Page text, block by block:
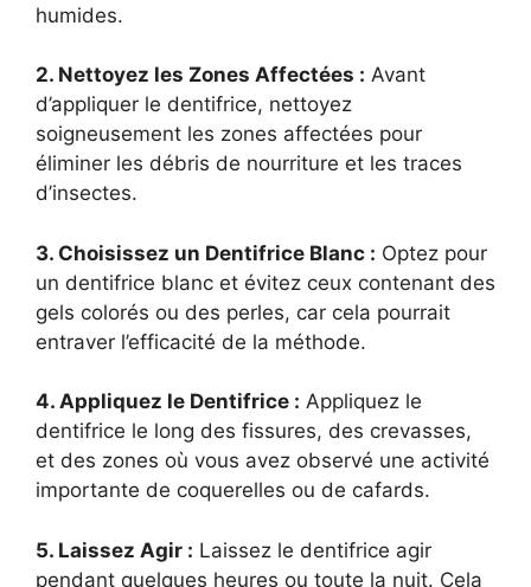
humides.
2. Nettoyez les Zones Affectées : Avant
d’appliquer le dentifrice, nettoyez
soigneusement les zones affectées pour
éliminer les débris de nourriture et les traces
d’insectes.
3. Choisissez un Dentifrice Blanc : Optez pour
un dentifrice blanc et évitez ceux contenant des
gels colorés ou des perles, car cela pourrait
entraver l’efficacité de la méthode.
4. Appliquez le Dentifrice : Appliquez le
dentifrice le long des fissures, des crevasses,
et des zones où vous avez observé une activité
importante de coquerelles ou de cafards.
5. Laissez Agir : Laissez le dentifrice agir
pendant quelques heures ou toute la nuit. Cela